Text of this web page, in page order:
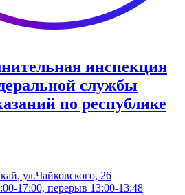
инспекция
службы
по республике
ул.Чайковского, 26
17:00, перерыв 13:00-13:48